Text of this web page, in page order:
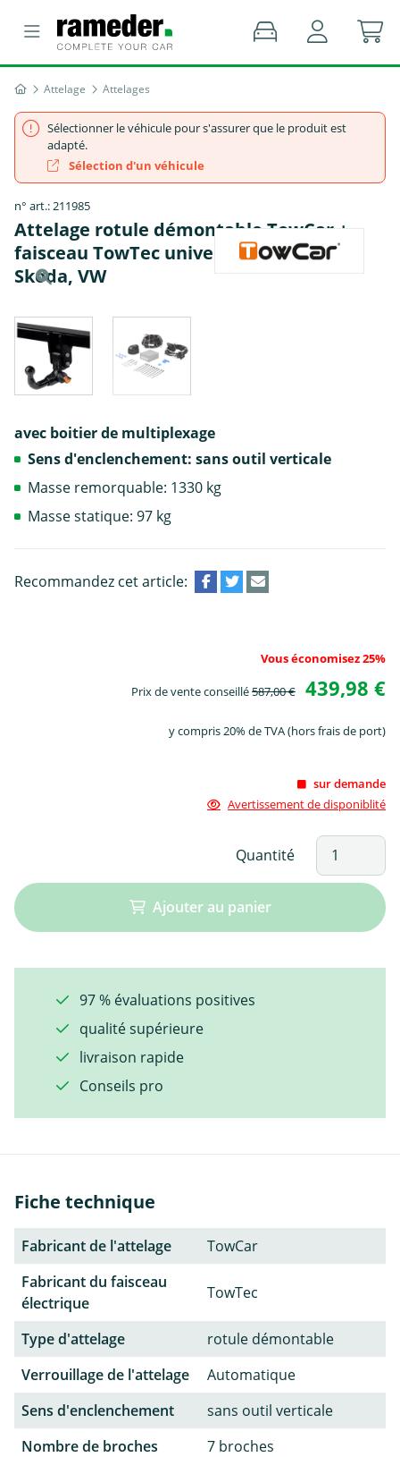
Attelage Attelages
Sélectionner le véhicule pour s'assurer que le produit est
adapté.
Sélection d'un véhicule
n° art.: 211985
Attelage rotule démontable TowCar +
faisceau TowTec universel 7 broches -
Skoda, VW
avec boitier de multiplexage
Sens d'enclenchement: sans outil verticale
Masse remorquable: 1330 kg
Masse statique: 97 kg
Recommandez cet article:
Vous économisez 25%
Prix de vente conseillé587,00 € 439,98 €
y compris 20% de TVA (hors frais de port)
sur demande
Avertissement de disponiblité
Quantité
Ajouter au panier
97 % évaluations positives
qualité supérieure
livraison rapide
Conseils pro
Fiche technique
Fabricant de l'attelage
TowCar
Fabricant du faisceau
électrique
TowTec
Type d'attelage
rotule démontable
Verrouillage de l'attelage
Automatique
Sens d'enclenchement
sans outil verticale
Nombre de broches
7 broches